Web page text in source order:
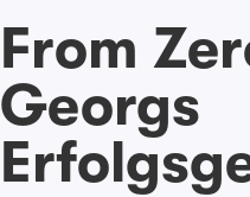
From
Georgs